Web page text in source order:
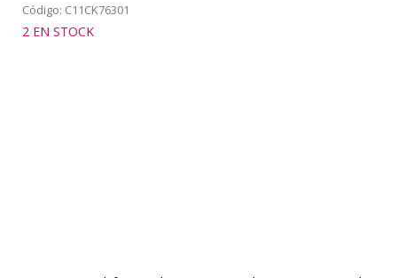
Código: C11CK76301
2 EN STOCK